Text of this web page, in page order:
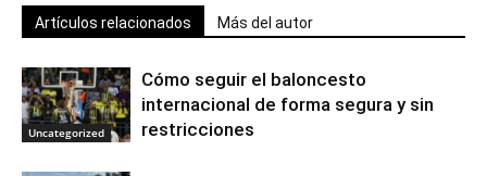
Artículos relacionados Más del autor
Uncategorized
Cómo seguir el baloncesto
internacional de forma segura y sin
restricciones